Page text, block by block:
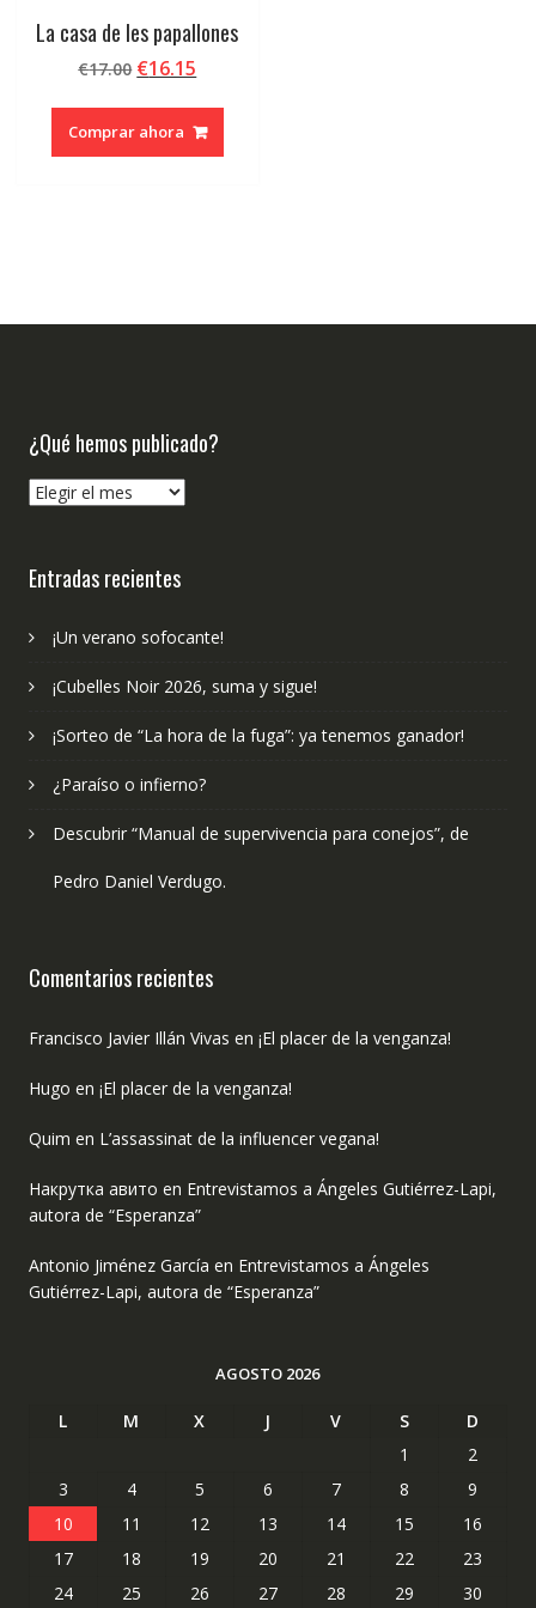
La casa de les papallones
€17.00 El
original
era:
€16.15
actual
es:
Comprar ahora
¿Qué hemos publicado?
¿Qué
Entradas recientes
¡Un verano sofocante!
¡Cubelles Noir 2026, suma y sigue!
¡Sorteo de “La hora de la fuga”: ya tenemos ganador!
¿Paraíso o infierno?
Descubrir “Manual de supervivencia para conejos”, de
Pedro Daniel Verdugo.
Comentarios recientes
Francisco Javier Illán Vivas en ¡El placer de la venganza!
Hugo en ¡El placer de la venganza!
Quim en L’assassinat de la influencer vegana!
Накрутка авито en Entrevistamos a Ángeles Gutiérrez-Lapi,
autora de “Esperanza”
Antonio Jiménez García en Entrevistamos a Ángeles
Gutiérrez-Lapi, autora de “Esperanza”
AGOSTO 2026
L M X J V S
D
1
2
3
4 5 6 7 8
9
10
11 12 13 14 15
16
17
18 19 20 21 22
23
24
25 26 27 28 29 30